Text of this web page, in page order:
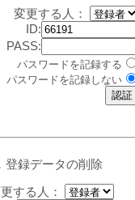
変更する人：
ID:
PASS:
パスワードを記録する
パスワードを記録しない
登録データの削除
する人：